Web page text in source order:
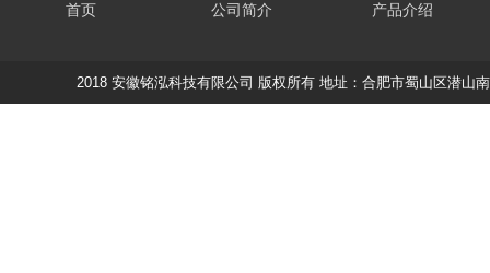
首页 公司简介 产品介绍
2018 安徽铭泓科技有限公司 版权所有 地址：合肥市蜀山区潜山